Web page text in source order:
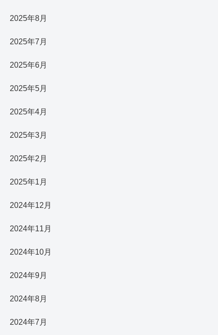
2025年8月
2025年7月
2025年6月
2025年5月
2025年4月
2025年3月
2025年2月
2025年1月
2024年12月
2024年11月
2024年10月
2024年9月
2024年8月
2024年7月